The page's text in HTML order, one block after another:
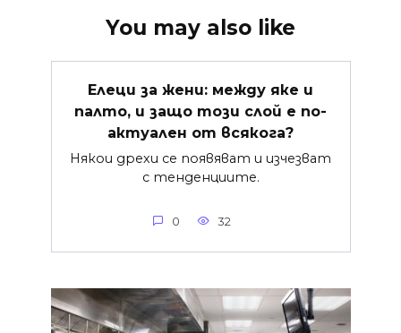
You may also like
Елеци за жени: между яке и
палто, и защо този слой е по-
актуален от всякога?
Някои дрехи се появяват и изчезват
с тенденциите.
0 32